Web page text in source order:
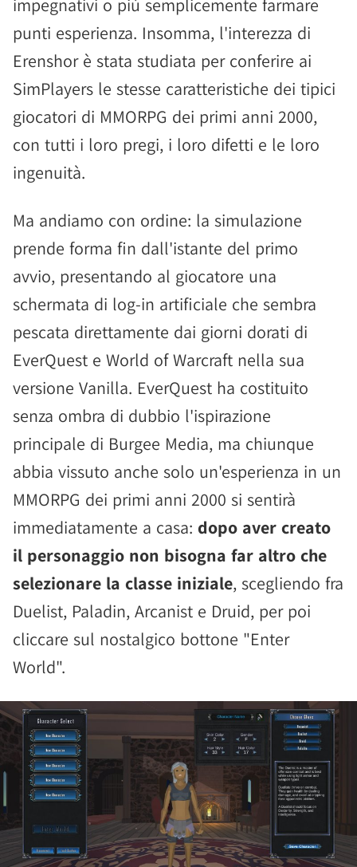
impegnativi o più semplicemente farmare
punti esperienza. Insomma, l'interezza di
Erenshor è stata studiata per conferire ai
SimPlayers le stesse caratteristiche dei tipici
giocatori di MMORPG dei primi anni 2000,
con tutti i loro pregi, i loro difetti e le loro
ingenuità.
Ma andiamo con ordine: la simulazione
prende forma fin dall'istante del primo
avvio, presentando al giocatore una
schermata di log-in artificiale che sembra
pescata direttamente dai giorni dorati di
EverQuest e World of Warcraft nella sua
versione Vanilla. EverQuest ha costituito
senza ombra di dubbio l'ispirazione
principale di Burgee Media, ma chiunque
abbia vissuto anche solo un'esperienza in un
MMORPG dei primi anni 2000 si sentirà
immediatamente a casa: dopo aver creato
il personaggio non bisogna far altro che
selezionare la classe iniziale, scegliendo fra
Duelist, Paladin, Arcanist e Druid, per poi
cliccare sul nostalgico bottone "Enter
World".